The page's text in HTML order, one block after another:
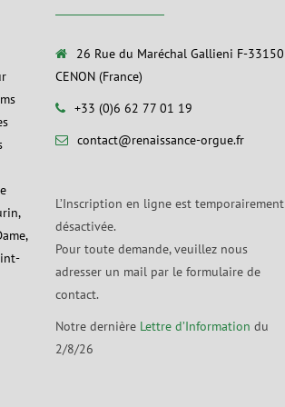
26 Rue du Maréchal Gallieni F-33150
CENON (France)
+33 (0)6 62 77 01 19
contact@renaissance-orgue.fr
L’Inscription en ligne est temporairement
désactivée.
Pour toute demande, veuillez nous
adresser un mail par le formulaire de
contact.
Notre dernière Lettre d’Information du
2/8/26